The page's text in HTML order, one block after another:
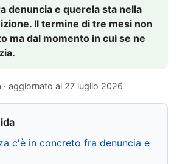
denuncia e querela sta nella
Il termine di tre mesi non
ma dal momento in cui se ne
aggiornato al 27 luglio 2026
c'è in concreto fra denuncia e